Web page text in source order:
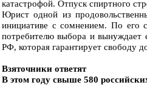
катастрофой. Отпуск спиртного
Юрист одной из
инициативе с сомнением. По его
потребителю выбора и вынуждает
РФ, которая гарантирует свободу
Взяточники ответят
В этом году свыше 580